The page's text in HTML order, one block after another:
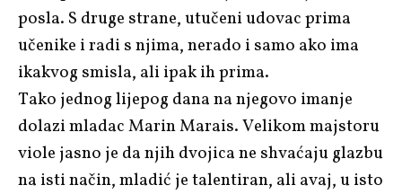
posla. S druge strane, utučeni udovac prima
učenike i radi s njima, nerado i samo ako ima
ikakvog smisla, ali ipak ih prima.
Tako jednog lijepog dana na njegovo imanje
dolazi mladac Marin Marais. Velikom majstoru
viole jasno je da njih dvojica ne shvaćaju glazbu
na isti način, mladić je talentiran, ali avaj, u isto